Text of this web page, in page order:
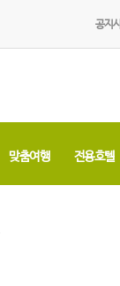
공지
맞춤여행 전용호텔